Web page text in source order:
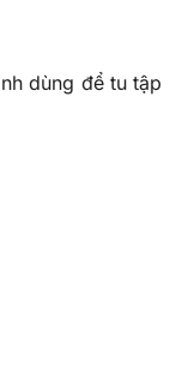
dùng để tu tập